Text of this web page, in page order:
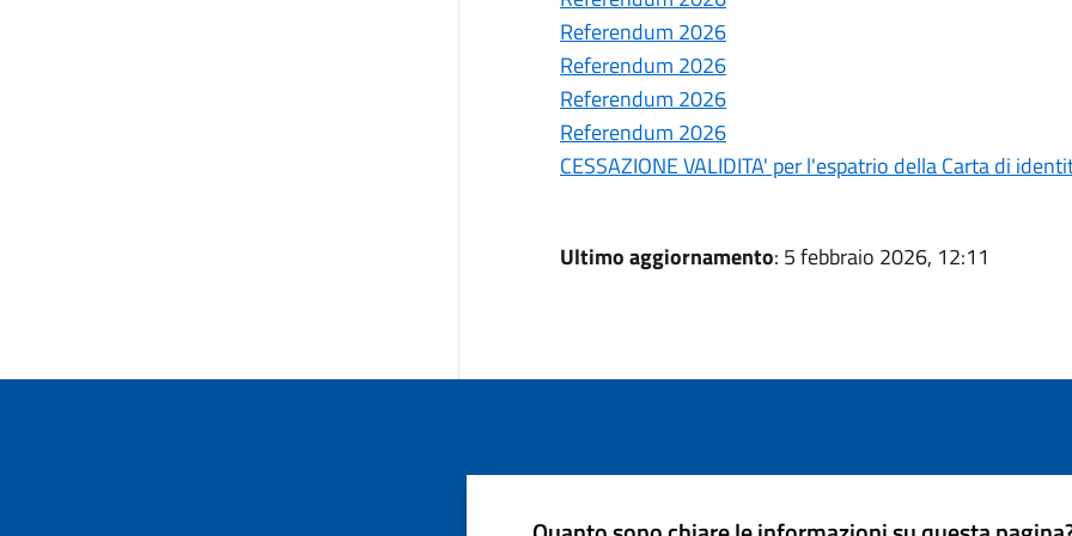
Referendum 2026
Referendum 2026
Referendum 2026
Referendum 2026
CESSAZIONE VALIDITA' per l'espatrio della Carta di
Ultimo aggiornamento: 5 febbraio 2026, 12:11